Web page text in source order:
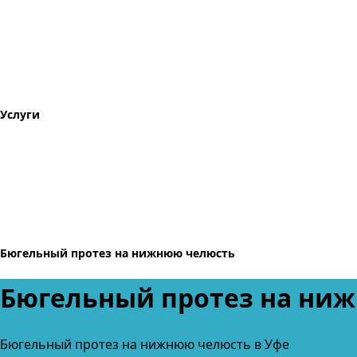
Услуги
Бюгельный протез на нижнюю челюсть
Бюгельный протез на
Бюгельный протез на нижнюю челюсть в Уфе